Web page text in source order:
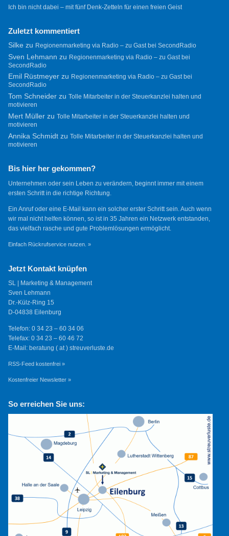
Ich bin nicht dabei – mit fünf Denk-Zetteln für einen freien Geist
Zuletzt kommentiert
Silkezu Regionenmarketing via Radio – zu Gast bei SecondRadio
Sven Lehmann zu Regionenmarketing via Radio – zu Gast bei
SecondRadio
Emil Rüstmeyerzu Regionenmarketing via Radio – zu Gast bei
SecondRadio
Tom Schneiderzu Tolle Mitarbeiter in der Steuerkanzlei halten und
motivieren
Mert Müllerzu Tolle Mitarbeiter in der Steuerkanzlei halten und
motivieren
Annika Schmidtzu Tolle Mitarbeiter in der Steuerkanzlei halten und
motivieren
Bis hier her gekommen?
Unternehmen oder sein Leben zu verändern, beginnt immer mit einem
ersten Schritt in die richtige Richtung.
Ein Anruf oder eine E-Mail kann ein solcher erster Schritt sein. Auch wenn
wir mal nicht helfen können, so ist in 35 Jahren ein Netzwerk entstanden,
das vielfach rasche und gute Problemlösungen ermöglicht.
Einfach Rückrufservice nutzen. »
Jetzt Kontakt knüpfen
SL | Marketing & Management
Sven Lehmann
Dr.-Külz-Ring 15
D-04838 Eilenburg
Telefon: 0 34 23 – 60 34 06
Telefax: 0 34 23 – 60 46 72
E-Mail: beratung ( at ) streuverluste.de
RSS-Feed kostenfrei »
Kostenfreier Newsletter »
So erreichen Sie uns: